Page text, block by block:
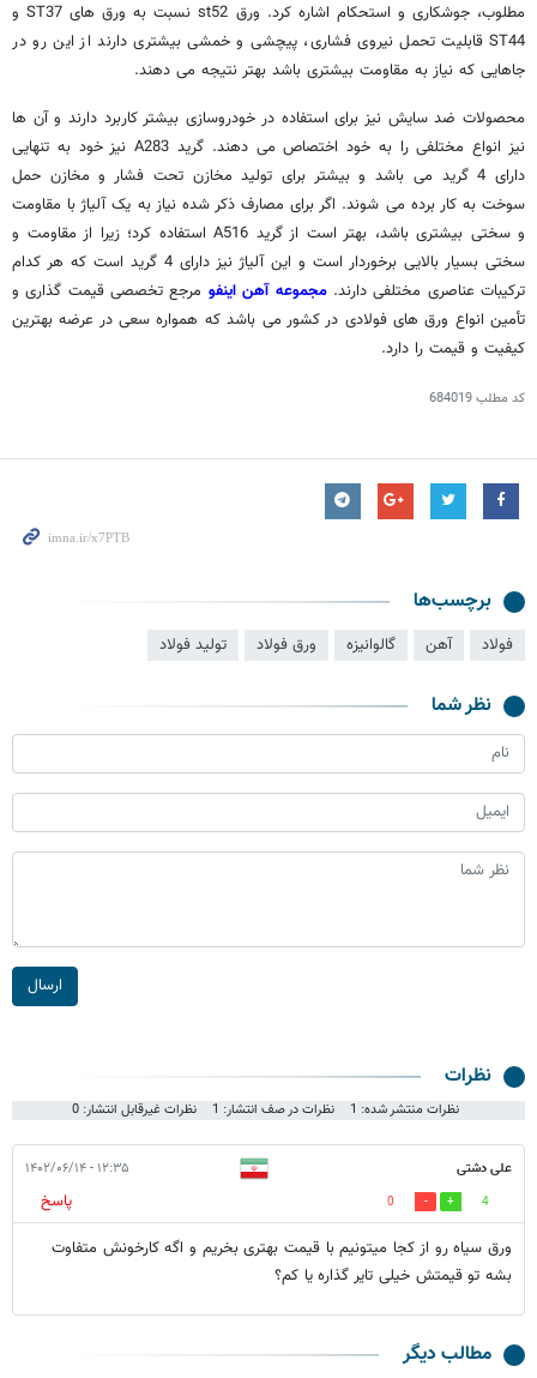
مطلوب، جوشکاری و استحکام اشاره کرد. ورق st52 نسبت به ورق های ST37 و
ST44 قابلیت تحمل نیروی فشاری، پیچشی و خمشی بیشتری دارند از این رو در
جاهایی که نیاز به مقاومت بیشتری باشد بهتر نتیجه می دهند.
محصولات ضد سایش نیز برای استفاده در خودروسازی بیشتر کاربرد دارند و آن ها
نیز انواع مختلفی را به خود اختصاص می دهند. گرید A283 نیز خود به تنهایی
دارای 4 گرید می باشد و بیشتر برای تولید مخازن تحت فشار و مخازن حمل
سوخت به کار برده می شوند. اگر برای مصارف ذکر شده نیاز به یک آلیاژ با مقاومت
و سختی بیشتری باشد، بهتر است از گرید A516 استفاده کرد؛ زیرا از مقاومت و
سختی بسیار بالایی برخوردار است و این آلیاژ نیز دارای 4 گرید است که هر کدام
ترکیبات عناصری مختلفی دارند.مجموعه آهن اینفو مرجع تخصصی قیمت گذاری و
تأمین انواع ورق های فولادی در کشور می باشد که همواره سعی در عرضه بهترین
کیفیت و قیمت را دارد.
کد مطلب684019
برچسب‌ها
فولاد آهن گالوانيزه ورق فولاد تولید فولاد
نظر شما
ارسال
نظرات
نظرات منتشر شده: 1 نظرات در صف انتشار: 1 نظرات غیرقابل انتشار: 0
علی دشتی ۱۲:۳۵ - ۱۴۰۲/۰۶/۱۴
4
0
پاسخ
ورق سیاه رو از کجا میتونیم با قیمت بهتری بخریم و اگه کارخونش متفاوت
بشه تو قیمتش خیلی تایر گذاره یا کم؟
مطالب دیگر